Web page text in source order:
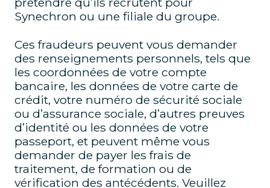
Synechron ou une filiale du groupe.
Ces fraudeurs peuvent vous demander
des renseignements personnels, tels que
les coordonnées de votre compte
bancaire, les données de votre carte de
crédit, votre numéro de sécurité sociale
ou d’assurance sociale, d’autres preuves
d’identité ou les données de votre
passeport, et peuvent même vous
demander de payer les frais de
traitement, de formation ou de
vérification des antécédents. Veuillez